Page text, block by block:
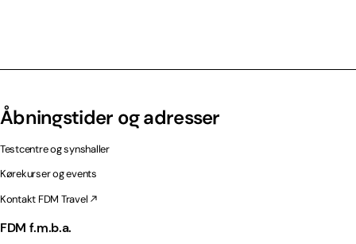
Åbningstider og adresser
Testcentre og synshaller
Kørekurser og events
Kontakt FDM Travel
FDM f.m.b.a.